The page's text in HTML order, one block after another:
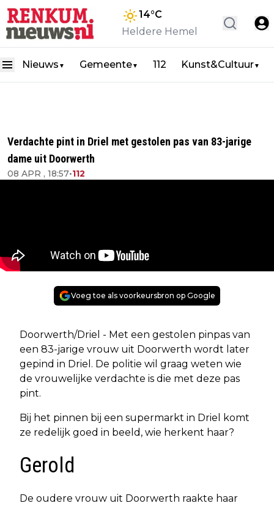
14°C
Heldere Hemel
Nieuws ▼ Gemeente▼ 112 Kunst&Cultuur▼
Verdachte pint in Driel met gestolen pas van 83-jarige
dame uit Doorwerth
08 APR , 18:57•112
Voeg toe als voorkeursbron op Google
Doorwerth/Driel - Met een gestolen pinpas van
een 83-jarige vrouw uit Doorwerth wordt later
gepind in Driel. De politie wil graag weten wie
de vrouwelijke verdachte is die met deze pas
pint.
Bij het pinnen bij een supermarkt in Driel komt
ze redelijk goed in beeld, wie herkent haar?
Gerold
De oudere vrouw uit Doorwerth raakte haar